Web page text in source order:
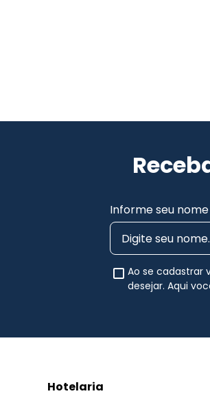
Informe seu nome
Ao se cadastrar
desejar. Aqui
Hotelaria